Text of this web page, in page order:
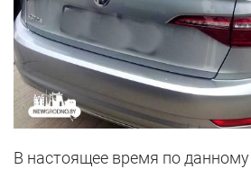
В настоящее время по